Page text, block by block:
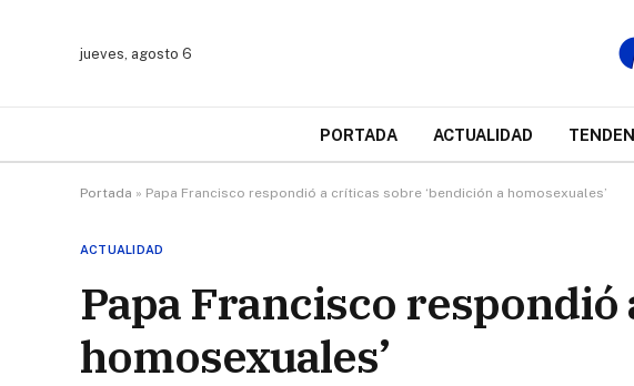
jueves, agosto 6
PORTADA ACTUALIDAD
Portada » Papa Francisco respondió a críticas sobre ‘bendición a homosexuales’
ACTUALIDAD
Papa Francisco
homosexuales’